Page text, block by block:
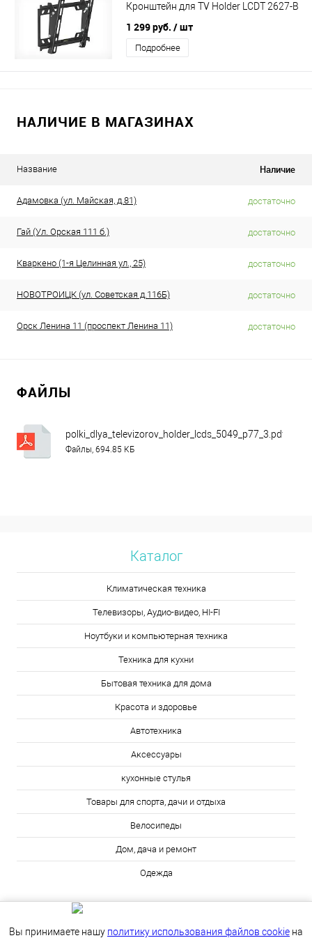
Кронштейн для TV Holder LCDT 2627-B
1 299 руб. / шт
Подробнее
НАЛИЧИЕ В МАГАЗИНАХ
Название Наличие
Адамовка (ул. Майская, д.81) достаточно
Гай (Ул. Орская 111 б.) достаточно
Кваркено (1-я Целинная ул., 25) достаточно
НОВОТРОИЦК (ул. Советская д.116Б) достаточно
Орск Ленина 11 (проспект Ленина 11) достаточно
ФАЙЛЫ
polki_dlya_televizorov_holder_lcds_5049_p77_3.pdf
Файлы, 694.85 КБ
Каталог
Климатическая техника
Телевизоры, Аудио-видео, HI-FI
Ноутбуки и компьютерная техника
Техника для кухни
Бытовая техника для дома
Красота и здоровье
Автотехника
Аксессуары
кухонные стулья
Товары для спорта, дачи и отдыха
Велосипеды
Дом, дача и ремонт
Одежда
Вы принимаете нашу политику использования файлов cookie на